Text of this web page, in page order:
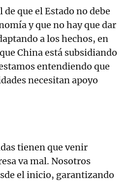
que el Estado no debe
y que no hay que dar
a los hechos, en
China está subsidiando
entendiendo que
necesitan apoyo
tienen que venir
va mal. Nosotros
el inicio, garantizando